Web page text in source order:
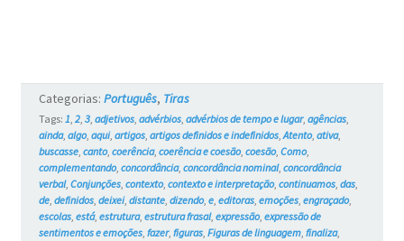
#737
Categorias: Português, Tiras
Tags: 1, 2, 3, adjetivos, advérbios, advérbios de tempo e lugar, agências,
ainda, algo, aqui, artigos, artigos definidos e indefinidos,Atento, ativa,
buscasse, canto, coerência, coerência e coesão, coesão, Como,
complementando, concordância, concordância nominal, concordância
verbal, Conjunções, contexto, contexto e interpretação, continuamos, das,
de, definidos, deixei, distante, dizendo, e, editoras, emoções, engraçado,
escolas, está, estrutura, estrutura frasal, expressão, expressão de
sentimentos e emoções, fazer, figuras, Figuras de linguagem, finaliza,